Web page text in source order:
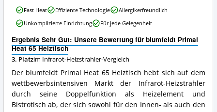
erhältlich?
Ergebnis Sehr Gut: Unsere Bewertung für blumfeldt Primal
Heat 65 Heiztisch
3. Platzim Infrarot-Heizstrahler-Vergleich
Der blumfeldt Primal Heat 65 Heiztisch hebt sich auf dem
wettbewerbsintensiven Markt der Infrarot-Heizstrahler
durch seine Doppelfunktion als Heizelement und
Bistrotisch ab, der sich sowohl für den Innen- als auch den
blumfeldt
Primal
Heat
Heiztisch
Vorteile:
Was
spricht
für
diesen
Infrarot-
Heizstrahler?
Fast Heat Effiziente Technologie
Allergikerfreundlich
Unkomplizierte Einrichtung
Für jede Gelegenheit